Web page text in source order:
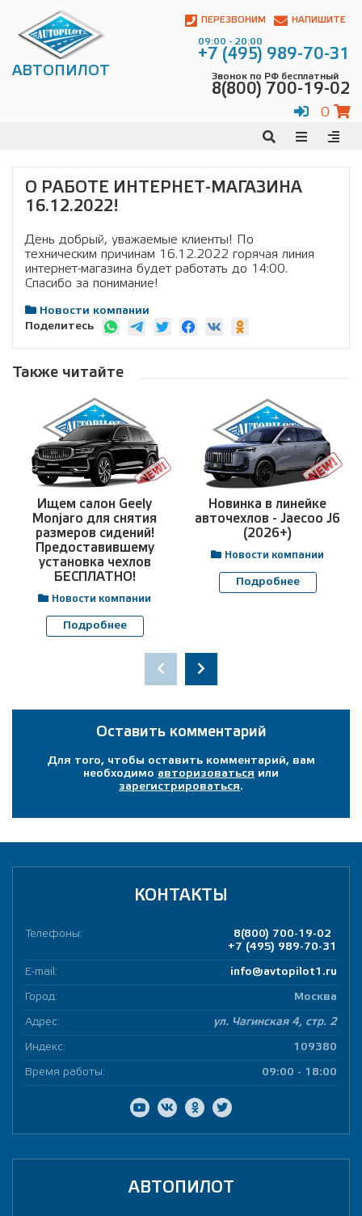
АВТОПИЛОТ
ПЕРЕЗВОНИМ НАПИШИТЕ
09:00 - 20:00
+7 (495) 989-70-31
Звонок по РФ бесплатный
8(800) 700-19-02
0
О РАБОТЕ ИНТЕРНЕТ-МАГАЗИНА
16.12.2022!
День добрый, уважаемые клиенты! По
техническим причинам 16.12.2022 горячая линия
интернет-магазина будет работать до 14:00.
Спасибо за понимание!
Новости компании
Поделитесь
Также читайте
Ищем салон Geely
Monjaro для снятия
размеров сидений!
Предоставившему
установка чехлов
БЕСПЛАТНО!
Новости компании
Подробнее
Новинка в линейке
авточехлов - Jaecoo J6
(2026+)
Новости компании
Подробнее
Оставить комментарий
Для того, чтобы оставить комментарий, вам
необходимо авторизоваться или
зарегистрироваться.
КОНТАКТЫ
Телефоны:
8(800) 700-19-02
+7 (495) 989-70-31
E-mail: info@avtopilot1.ru
Город: Москва
Адрес: ул. Чагинская 4, стр. 2
Индекс: 109380
Время работы: 09:00 - 18:00
АВТОПИЛОТ
Контакты:
Адрес:
Чагинская
700-
Телефон: +7
989-
Электронная
info@avtopilot1.ru